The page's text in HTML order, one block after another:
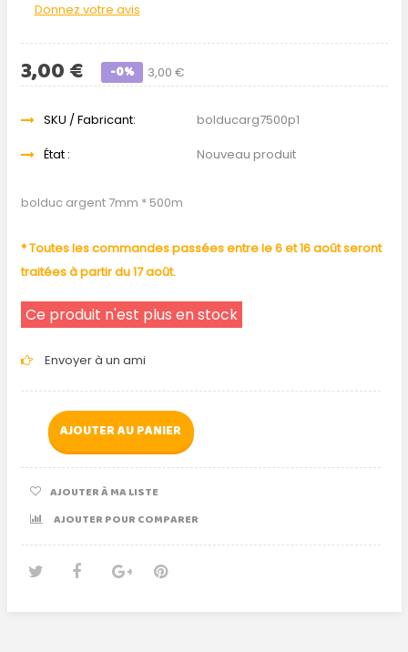
Donnez votre avis
3,00 €
3,00 € -0%
SKU / Fabricant:
bolducarg7500p1
État :
Nouveau produit
bolduc argent 7mm * 500m
* Toutes les commandes passées entre le 6 et 16 août seront
traitées à partir du 17 août.
Ce produit n'est plus en stock
Envoyer à un ami
AJOUTER AU PANIER
AJOUTER À MA LISTE
AJOUTER POUR COMPARER